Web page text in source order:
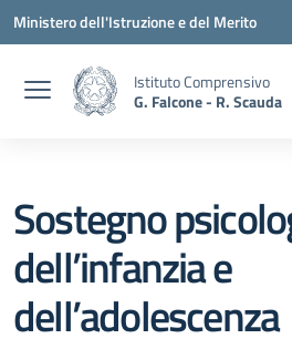
Vai ai contenuti
Vai al menu di navigazione
Vai al footer
Ministero dell'Istruzione e del Merito
Istituto Comprensivo
G. Falcone - R. Scauda
Sostegno
dell’infanzia e
dell’adolescenza